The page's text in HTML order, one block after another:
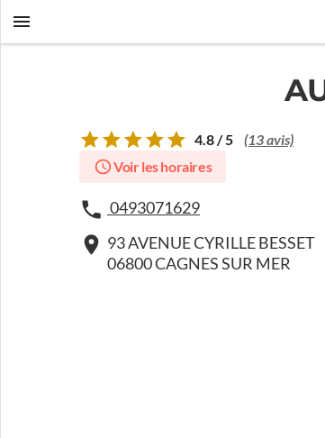
4.8 / 5 (13 avis)
Voir les horaires
0493071629
93 AVENUE CYRILLE BESSET
06800 CAGNES SUR MER